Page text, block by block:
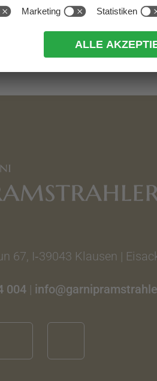
67, I‑39043 Klausen |
004|